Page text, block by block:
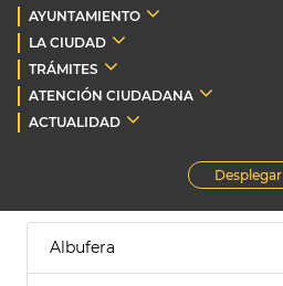
AYUNTAMIENTO
LA CIUDAD
TRÁMITES
ATENCIÓN CIUDADANA
ACTUALIDAD
Desplegar
Albufera